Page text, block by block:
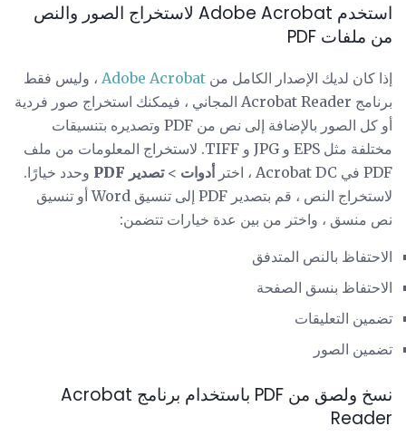
استخدم Adobe Acrobat لاستخراج الصور والنص
من ملفات PDF
إذا كان لديك الإصدار الكامل من Adobe Acrobat ، وليس فقط
برنامج Acrobat Reader المجاني ، فيمكنك استخراج صور فردية
أو كل الصور بالإضافة إلى نص من PDF وتصديره بتنسيقات
مختلفة مثل EPS و JPG و TIFF. لاستخراج المعلومات من ملف
PDF في Acrobat DC ، اختر
أدوات >تصدير PDF
وحدد خيارًا.
لاستخراج النص ، قم بتصدير PDF إلى تنسيق Word أو تنسيق
نص منسق ، واختر من بين عدة خيارات تتضمن:
الاحتفاظ بالنص المتدفق
الاحتفاظ بنسق الصفحة
تضمين التعليقات
تضمين الصور
نسخ ولصق من PDF باستخدام برنامج Acrobat
Reader